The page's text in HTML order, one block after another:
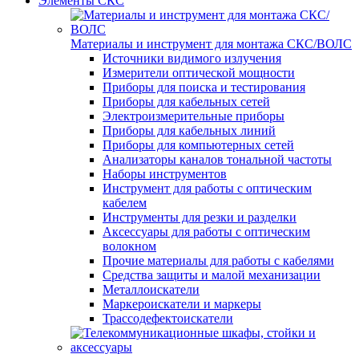
Материалы и инструмент для монтажа СКС/ВОЛС
Источники видимого излучения
Измерители оптической мощности
Приборы для поиска и тестирования
Приборы для кабельных сетей
Электроизмерительные приборы
Приборы для кабельных линий
Приборы для компьютерных сетей
Анализаторы каналов тональной частоты
Наборы инструментов
Инструмент для работы с оптическим
кабелем
Инструменты для резки и разделки
Аксессуары для работы с оптическим
волокном
Прочие материалы для работы с кабелями
Средства защиты и малой механизации
Металлоискатели
Маркероискатели и маркеры
Трассодефектоискатели